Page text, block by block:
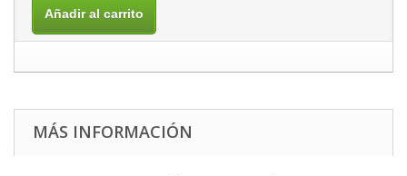
Añadir al carrito
MÁS INFORMACIÓN